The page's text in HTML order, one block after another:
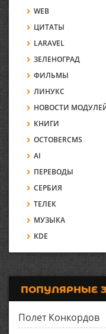
WEB
ЦИТАТЫ
LARAVEL
ЗЕЛЕНОГРАД
ФИЛЬМЫ
ЛИНУКС
НОВОСТИ
КНИГИ
OCTOBERCMS
AI
ПЕРЕВОДЫ
СЕРБИЯ
ТЕЛЕК
МУЗЫКА
KDE
ПОПУЛЯРНЫЕ
Полет Конкордов